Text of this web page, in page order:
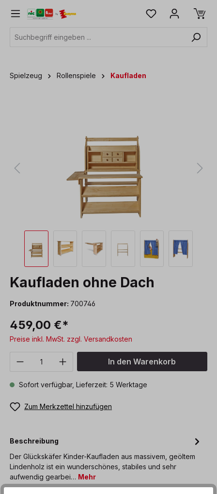
springen
Spielzeug Rollenspiele Kaufladen
Kaufladen ohne Dach
Produktnummer: 700746
459,00 €*
Preise inkl. MwSt. zzgl. Versandkosten
Produkt Anzahl: Gib denIn den Warenkorb
Sofort verfügbar, Lieferzeit: 5 Werktage
Zum Merkzettel hinzufügen
Beschreibung
Der Glückskäfer Kinder-Kaufladen aus massivem, geöltem
Lindenholz ist ein wunderschönes, stabiles und sehr
aufwendig gearbei… Mehr